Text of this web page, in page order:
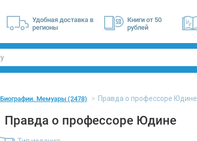
Удобная доставка в
регионы
Книги от 50
рублей
Биографии. Мемуары (2478) Правда о профессоре Юдине
Правда о профессоре Юдине